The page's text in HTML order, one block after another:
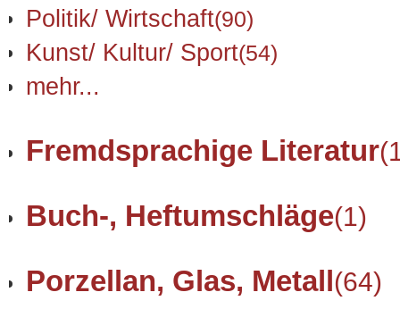
Politik/ Wirtschaft(90)
Kunst/ Kultur/ Sport(54)
mehr...
Fremdsprachige Literatur
Buch-, Heftumschläge(1)
Porzellan, Glas, Metall(64)